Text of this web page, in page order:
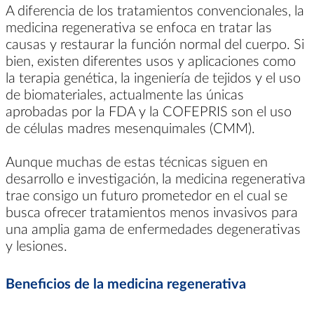
A diferencia de los tratamientos convencionales, la
medicina regenerativa se enfoca en tratar las
causas y restaurar la función normal del cuerpo. Si
bien, existen diferentes usos y aplicaciones como
la terapia genética, la ingeniería de tejidos y el uso
de biomateriales, actualmente las únicas
aprobadas por la FDA y la COFEPRIS son el uso
de células madres mesenquimales (CMM).
Aunque muchas de estas técnicas siguen en
desarrollo e investigación, la medicina regenerativa
trae consigo un futuro prometedor en el cual se
busca ofrecer tratamientos menos invasivos para
una amplia gama de enfermedades degenerativas
y lesiones.
Beneficios de la medicina regenerativa